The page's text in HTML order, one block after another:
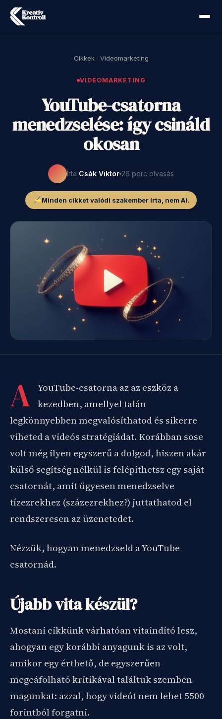
Cikkek · Videomarketing
VIDEOMARKETING
YouTube-csatorna
menedzselése: így csináld
okosan
Írta Csák Viktor 26 perc olvasás
Minden cikket valódi szakember írta, nem AI.
A YouTube-csatorna az az eszköz a
kezedben, amellyel talán
legkönnyebben megvalósíthatod és sikerre
viheted a videós stratégiádat. Korábban sose
volt még ilyen egyszerű a dolgod, hiszen akár
külső segítség nélkül is felépíthetsz egy saját
csatornát, amit ügyesen menedzselve
tízezrekhez (százezrekhez?) juttathatod el
rendszeresen az üzenetedet.
Nézzük, hogyan menedzseld a YouTube-
csatornád.
Újabb vita készül?
Mostani cikkünk várhatóan vitaindító lesz,
ahogyan egy korábbi anyagunk is az volt,
amikor egy érthető, de egyszerűen
megcáfolható kritikával találtuk szemben
magunkat: azzal, hogy videót nem lehet 5500
forintból forgatni.